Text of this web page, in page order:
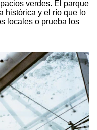
verdes. El parque
histórica y el río que lo
locales o prueba los